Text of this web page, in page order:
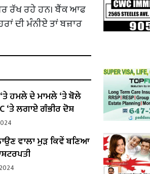
ਰੱਖ ਰਹੇ ਹਨ। ਬੈਂਕ ਆਫ
ਦੀ ਮੰਨੀਏ ਤਾਂ ਬਜ਼ਾਰ
ਹਮਲੇ ਦੇ ਮਾਮਲੇ ‘ਤੇ ਬੋਲੇ
‘ਤੇ ਲਗਾਏ ਗੰਭੀਰ ਦੋਸ਼
ਵਾਲਾ ਮੁੜ ਕਿਵੇਂ ਬਣਿਆ